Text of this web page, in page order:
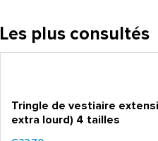
Les plus consultés
Tringle de vestiaire
extra lourd) 4 tailles